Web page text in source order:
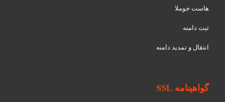
هاست جوملا
ثبت دامنه
انتقال و تمدید دامنه
گواهینامه SSL